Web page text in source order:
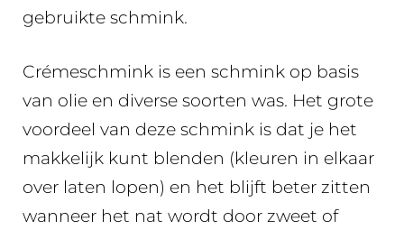
gebruikte schmink.
Crémeschmink is een schmink op basis
van olie en diverse soorten was. Het grote
voordeel van deze schmink is dat je het
makkelijk kunt blenden (kleuren in elkaar
over laten lopen) en het blijft beter zitten
wanneer het nat wordt door zweet of